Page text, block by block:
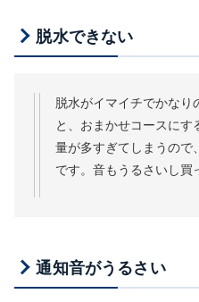
脱水できない
脱水がイマイチでかなり
と、おまかせコースにす
量が多すぎてしまうので
です。音もうるさいし買
通知音がうるさい